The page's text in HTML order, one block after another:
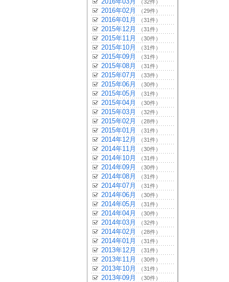
（32件）
2016年02月 （29件）
2016年01月 （31件）
2015年12月 （31件）
2015年11月 （30件）
2015年10月 （31件）
2015年09月 （31件）
2015年08月 （31件）
2015年07月 （33件）
2015年06月 （30件）
2015年05月 （31件）
2015年04月 （30件）
2015年03月 （32件）
2015年02月 （28件）
2015年01月 （31件）
2014年12月 （31件）
2014年11月 （30件）
2014年10月 （31件）
2014年09月 （30件）
2014年08月 （31件）
2014年07月 （31件）
2014年06月 （30件）
2014年05月 （31件）
2014年04月 （30件）
2014年03月 （32件）
2014年02月 （28件）
2014年01月 （31件）
2013年12月 （31件）
2013年11月 （30件）
2013年10月 （31件）
2013年09月 （30件）